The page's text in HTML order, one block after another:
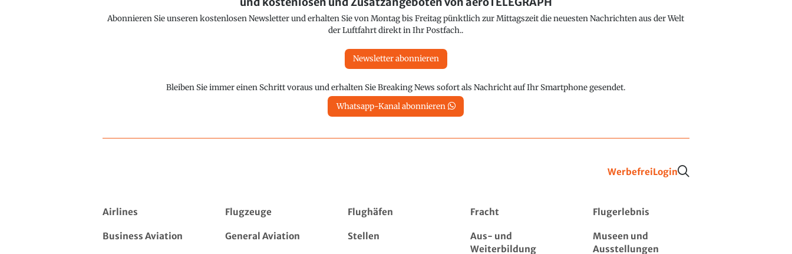
Abonnieren Sie unseren kostenlosen Newsletter und erhalten Sie von Montag bis Freitag pünktlich zur Mittagszeit die neuesten Nachrichten aus der Welt
der Luftfahrt direkt in Ihr Postfach..
Newsletter abonnieren
Bleiben Sie immer einen Schritt voraus und erhalten Sie Breaking News sofort als Nachricht auf Ihr Smartphone gesendet.
Whatsapp-Kanal abonnieren
WerbefreiLogin
Airlines Flugzeuge Flughäfen Fracht Flugerlebnis
Business Aviation General Aviation Stellen
Aus- und
Weiterbildung
Museen und
Ausstellungen